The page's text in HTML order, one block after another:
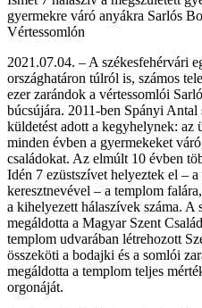
gyermekre váró anyákra Sarlós
Vértessomlón
2021.07.04. – A székesfehérvári
országhatáron túlról is, számos
ezer zarándok a vértessomlói
búcsújára. 2011-ben Spányi
küldetést adott a kegyhelynek: az
minden évben a gyermekeket
családokat. Az elmúlt 10 évben
Idén 7 ezüstszívet helyeztek el –
keresztnevével – a templom
a kihelyezett hálaszívek száma. A
megáldotta a Magyar Szent
templom udvarában létrehozott
összeköti a bodajki és a somlói
megáldotta a templom teljes
orgonáját.